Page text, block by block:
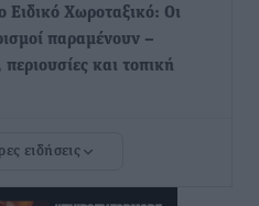
Ειδικό Χωροταξικό: Οι
παραμένουν –
και τοπική
ειδήσεις